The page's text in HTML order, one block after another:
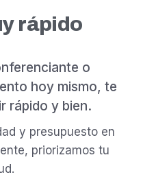
rápido
o
hoy mismo, te
rápido y bien.
y presupuesto en
priorizamos tu